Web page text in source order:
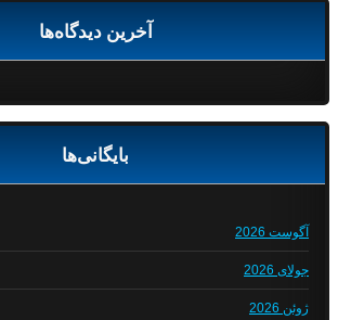
آخرین دیدگاه‌ها
بایگانی‌ها
آگوست 2026
جولای 2026
ژوئن 2026